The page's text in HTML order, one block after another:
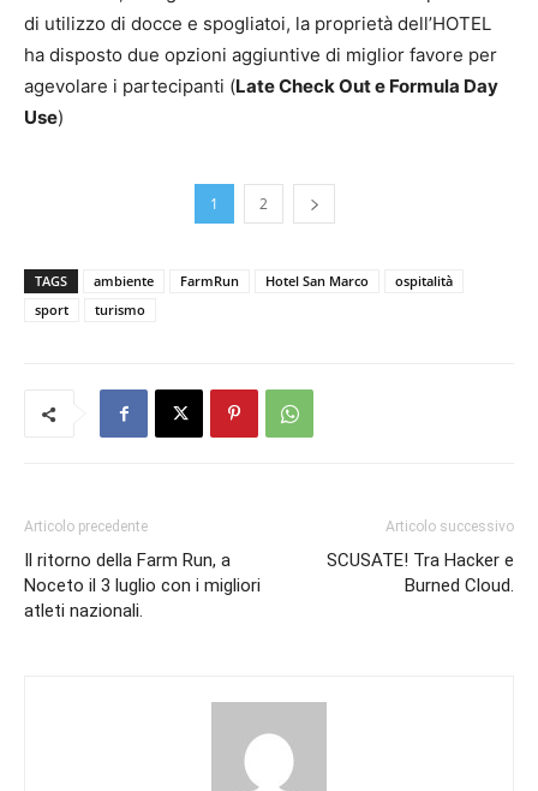
di utilizzo di docce e spogliatoi, la proprietà dell’HOTEL
ha disposto due opzioni aggiuntive di miglior favore per
agevolare i partecipanti (Late Check Out e Formula Day
Use)
1 2
TAGS ambiente FarmRun Hotel San Marco
ospitalità
sport
turismo
Articolo precedente
Il ritorno della Farm Run, a
Noceto il 3 luglio con i migliori
atleti nazionali.
Articolo successivo
SCUSATE! Tra Hacker e
Burned Cloud.